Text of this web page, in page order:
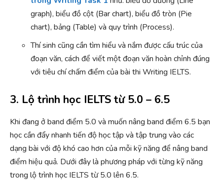
graph), biểu đồ cột (Bar chart), biểu đồ tròn (Pie
chart), bảng (Table) và quy trình (Process).
Thí sinh cũng cần tìm hiểu và nắm được cấu trúc của
đoạn văn, cách để viết một đoạn văn hoàn chỉnh đúng
với tiêu chí chấm điểm của bài thi Writing IELTS.
3. Lộ trình học IELTS từ 5.0 – 6.5
Khi đang ở band điểm 5.0 và muốn nâng band điểm 6.5 bạn
học cần đẩy nhanh tiến độ học tập và tập trung vào các
dạng bài với độ khó cao hơn của mỗi kỹ năng để nâng band
điểm hiệu quả. Dưới đây là phương pháp với từng kỹ năng
trong lộ trình học IELTS từ 5.0 lên 6.5.